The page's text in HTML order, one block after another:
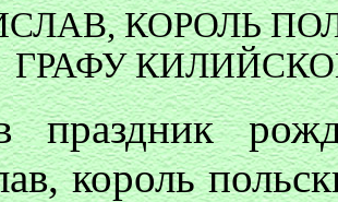
КОРОЛЬ
ГРАФУ
праздник
король